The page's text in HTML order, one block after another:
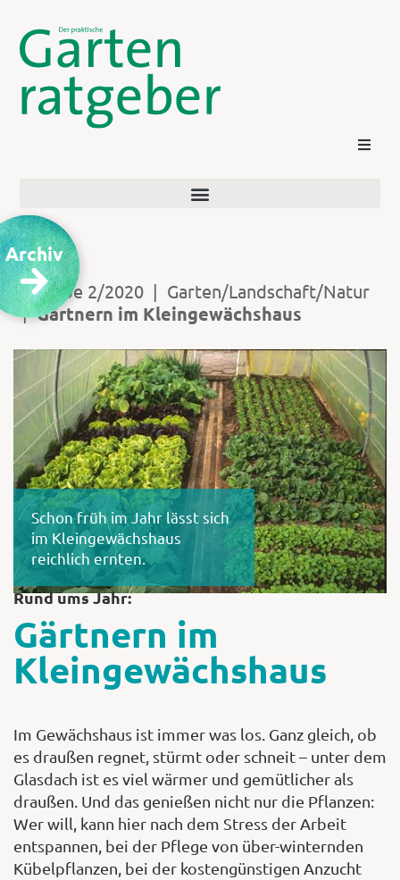
Login
Shop
Ausgabe 2/2020 | Garten/Landschaft/Natur
| Gärtnern im Kleingewächshaus
Schon früh im Jahr lässt sich
im Kleingewächshaus
reichlich ernten.
Rund ums Jahr:
Gärtnern im
Kleingewächshaus
Im Gewächshaus ist immer was los. Ganz gleich, ob
es draußen regnet, stürmt oder schneit – unter dem
Glasdach ist es viel wärmer und gemütlicher als
draußen. Und das genießen nicht nur die Pflanzen:
Wer will, kann hier nach dem Stress der Arbeit
entspannen, bei der Pflege von über-winternden
Kübelpflanzen, bei der kostengünstigen Anzucht
Archiv